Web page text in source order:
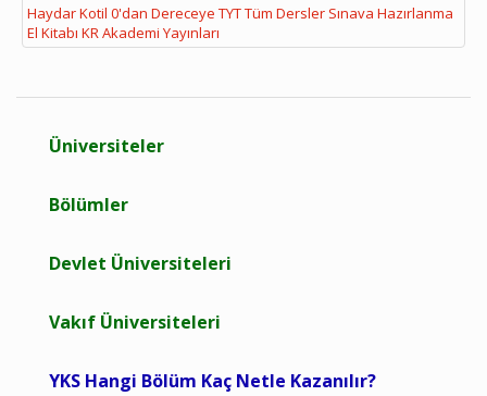
Haydar Kotil 0'dan Dereceye TYT Tüm Dersler Sınava Hazırlanma
El Kitabı KR Akademi Yayınları
Üniversiteler
Bölümler
Devlet Üniversiteleri
Vakıf Üniversiteleri
YKS Hangi Bölüm Kaç Netle Kazanılır?